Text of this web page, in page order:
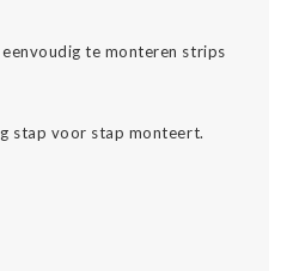
te monteren strips
stap voor stap monteert.